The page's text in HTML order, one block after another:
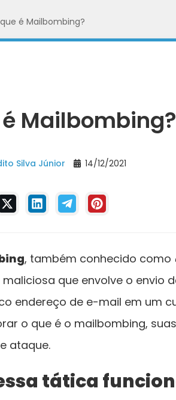
é Mailbombing?
Mailbombing?
Silva Júnior 14/12/2021
, também conhecido como
que envolve o envio
endereço de e-mail em um
o que é o mailbombing,
ataque.
tática